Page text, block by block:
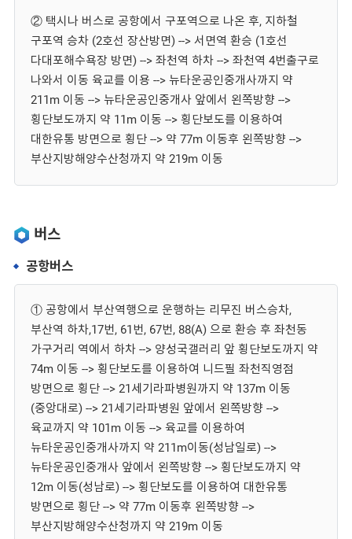
② 택시나 버스로 공항에서 구포역으로 나온 후, 지하철
구포역 승차 (2호선 장산방면) --> 서면역 환승 (1호선
다대포해수욕장 방면) --> 좌천역 하차 --> 좌천역 4번출구로
나와서 이동 육교를 이용 --> 뉴타운공인중개사까지 약
211m 이동 --> 뉴타운공인중개사 앞에서 왼쪽방향 -->
횡단보도까지 약 11m 이동 --> 횡단보도를 이용하여
대한유통 방면으로 횡단 --> 약 77m 이동후 왼쪽방향 -->
부산지방해양수산청까지 약 219m 이동
버스
공항버스
① 공항에서 부산역행으로 운행하는 리무진 버스승차,
부산역 하차,17번, 61번, 67번, 88(A) 으로 환승 후 좌천동
가구거리 역에서 하차 --> 양성국갤러리 앞 횡단보도까지 약
74m 이동 --> 횡단보도를 이용하여 니드필 좌천직영점
방면으로 횡단 --> 21세기라파병원까지 약 137m 이동
(중앙대로) --> 21세기라파병원 앞에서 왼쪽방향 -->
육교까지 약 101m 이동 --> 육교를 이용하여
뉴타운공인중개사까지 약 211m이동(성남일로) -->
뉴타운공인중개사 앞에서 왼쪽방향 --> 횡단보도까지 약
12m 이동(성남로) --> 횡단보도를 이용하여 대한유통
방면으로 횡단 --> 약 77m 이동후 왼쪽방향 -->
부산지방해양수산청까지 약 219m 이동